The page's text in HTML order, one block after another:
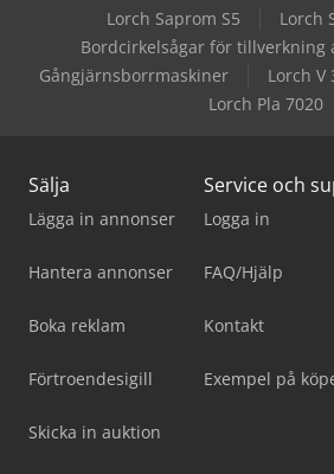
Lorch Saprom S5
Lorch
Bordcirkelsågar för tillverkning
Gångjärnsborrmaskiner
Lorch V
Lorch Pla 7020
Sälja
Lägga in annonser
Hantera annonser
Boka reklam
Förtroendesigill
Skicka in auktion
Service och
Logga in
FAQ/Hjälp
Kontakt
Exempel på